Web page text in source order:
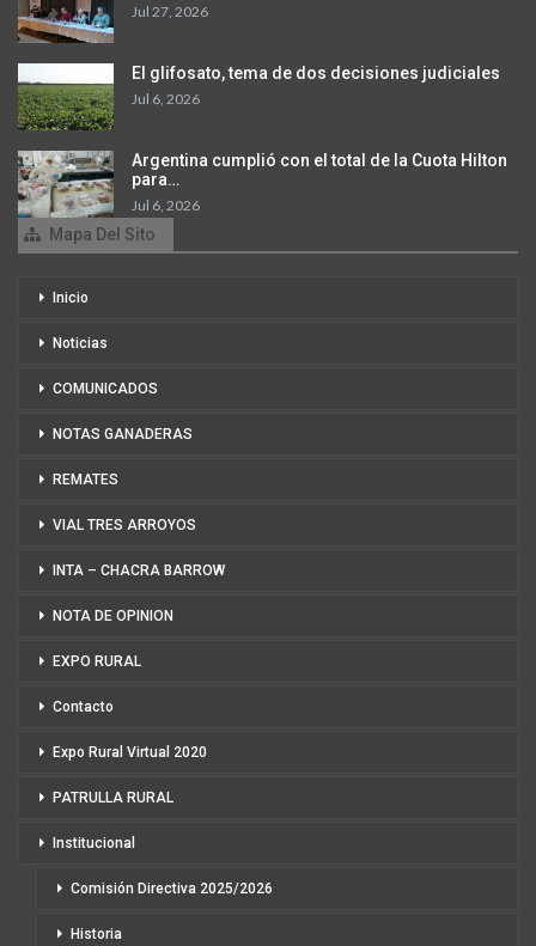
Jul 27, 2026
El glifosato, tema de dos decisiones judiciales
Jul 6, 2026
Argentina cumplió con el total de la Cuota Hilton
para…
Jul 6, 2026
Mapa Del Sito
Inicio
Noticias
COMUNICADOS
NOTAS GANADERAS
REMATES
VIAL TRES ARROYOS
INTA – CHACRA BARROW
NOTA DE OPINION
EXPO RURAL
Contacto
Expo Rural Virtual 2020
PATRULLA RURAL
Institucional
Comisión Directiva 2025/2026
Historia